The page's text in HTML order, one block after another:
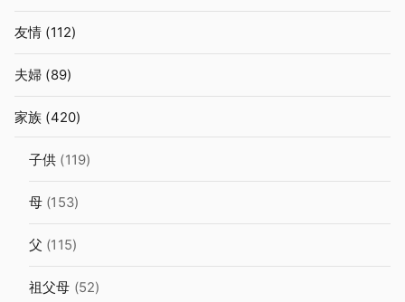
友情 (112)
夫婦 (89)
家族 (420)
子供 (119)
母 (153)
父 (115)
祖父母 (52)